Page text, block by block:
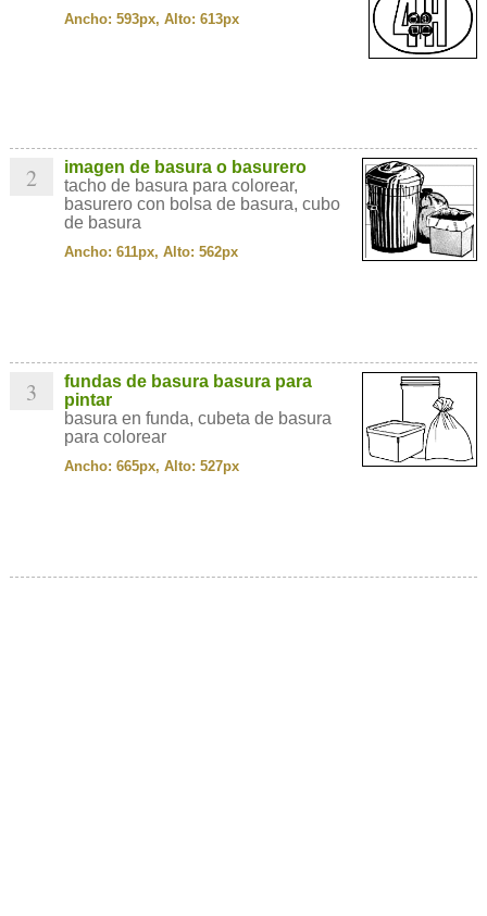
Ancho: 593px, Alto: 613px
2
imagen de basura o basurero
tacho de basura para colorear,
basurero con bolsa de basura, cubo
de basura
Ancho: 611px, Alto: 562px
3
fundas de basura basura para
pintar
basura en funda, cubeta de basura
para colorear
Ancho: 665px, Alto: 527px